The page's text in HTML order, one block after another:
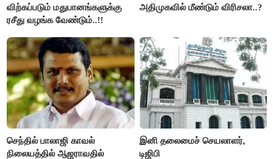
விற்கப்படும் மதுபானங்களுக்கு
ரசீது வழங்க வேண்டும்..!!
அதிமுகவில் மீண்டும் விரிசலா..?
செந்தில் பாலாஜி காவல்
நிலையத்தில் ஆஜராவதில்
இனி தலைமைச் செயலாளர்,
டிஜிபி